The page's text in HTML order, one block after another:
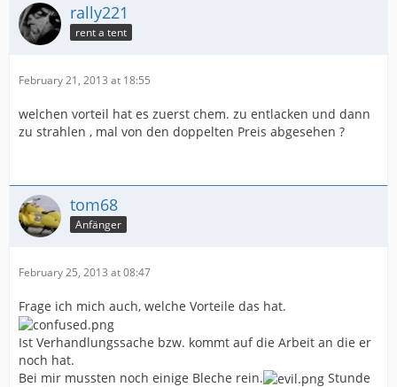
rally221
rent a tent
February 21, 2013 at 18:55
welchen vorteil hat es zuerst chem. zu entlacken und dann
zu strahlen , mal von den doppelten Preis abgesehen ?
tom68
Anfänger
February 25, 2013 at 08:47
Frage ich mich auch, welche Vorteile das hat.
Ist Verhandlungssache bzw. kommt auf die Arbeit an die er
noch hat.
Bei mir mussten noch einige Bleche rein.
Stunde